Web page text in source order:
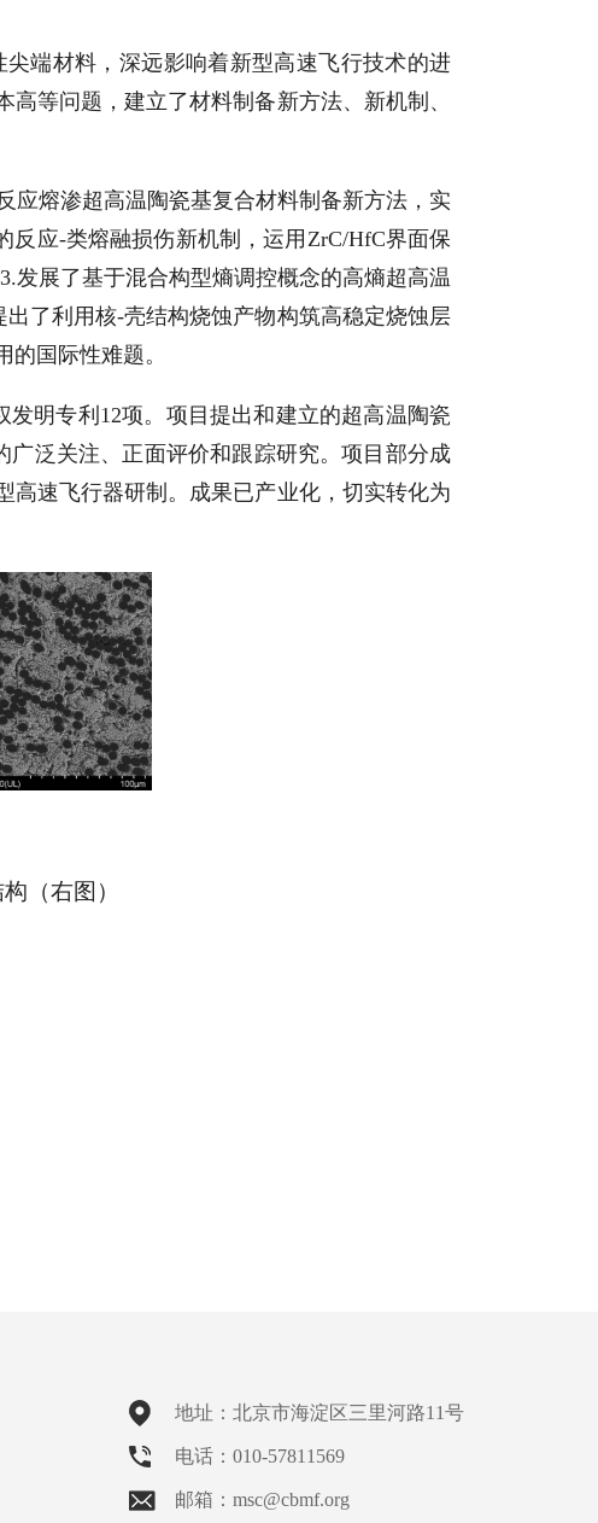
端材料，深远影响着新型高速飞行技术的进
等问题，建立了材料制备新方法、新机制、
应熔渗超高温陶瓷基复合材料制备新方法，实
应-类熔融损伤新机制，运用ZrC/HfC界面保
发展了基于混合构型熵调控概念的高熵超高温
了利用核-壳结构烧蚀产物构筑高稳定烧蚀层
国际性难题。
发明专利12项。项目提出和建立的超高温陶瓷
广泛关注、正面评价和跟踪研究。项目部分成
高速飞行器研制。成果已产业化，切实转化为
（右图 ）
地址：北京市海淀区三里河路11号
电话：010-57811569
邮箱：msc@cbmf.org